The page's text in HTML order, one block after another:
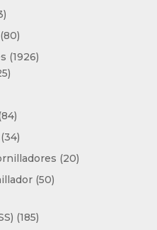
23
productos
8080
productos
19261926
25
8484
productos
3434
productos2020
5050
185185